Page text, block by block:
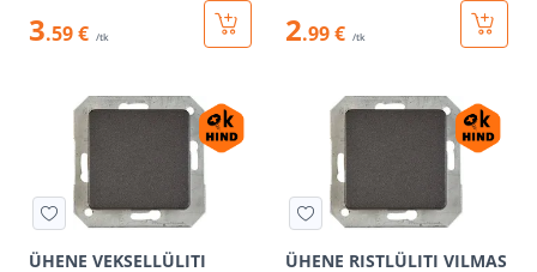
3.59 € /tk 2.99 € /tk
ÜHENE VEKSELLÜLITI
ÜHENE RISTLÜLITI VILMAS